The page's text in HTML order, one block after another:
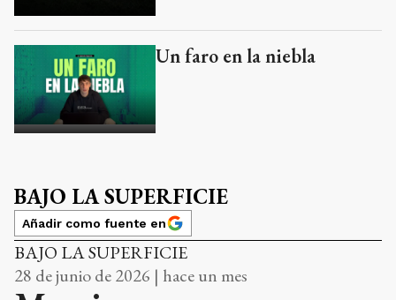
Un faro en la niebla
BAJO LA SUPERFICIE
Añadir como fuente en
BAJO LA SUPERFICIE
28 de junio de 2026 | hace un mes